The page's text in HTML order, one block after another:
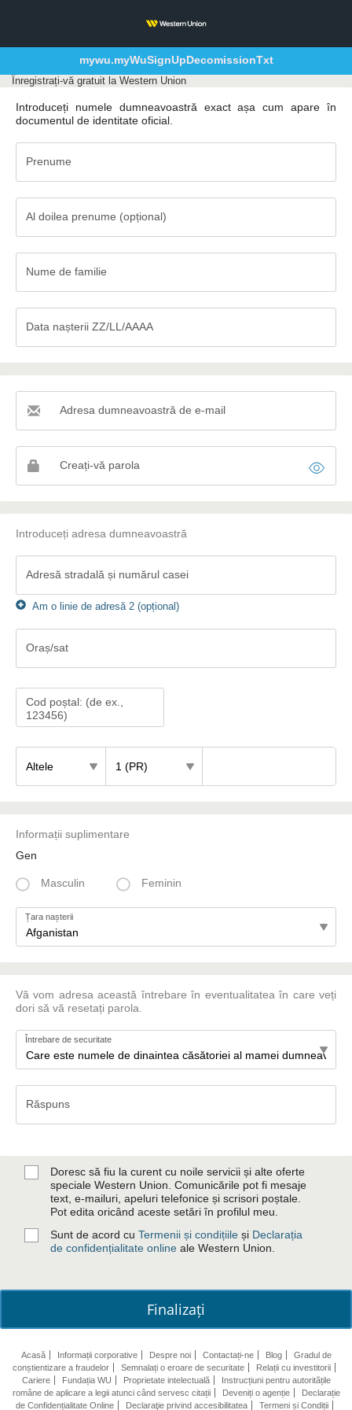
mywu.myWuSignUpDecomissionTxt
Înregistrați-vă gratuit la Western Union
Introduceți numele dumneavoastră exact așa cum apare în
documentul de identitate oficial.
Prenume
Al doilea prenume (opțional)
doilea
prenume
Nume de familie
de
familie
Data nașterii ZZ/LL/AAAA
Adresa dumneavoastră de e-mail
dumneavoastră
mail
Creați-vă parola
Introduceți adresa dumneavoastră
Adresă stradală și numărul casei
Am o linie de adresă 2 (opțional)
Oraș/sat
Cod poștal: (de ex.,
123456)
poștal:
ex.,
123456)
Informații suplimentare
Gen
Masculin Feminin
Țara nașterii
Vă vom adresa această întrebare în eventualitatea în care veți
dori să vă resetați parola.
Întrebare de securitate
Răspuns
Doresc să fiu la curent cu noile servicii și alte oferte
speciale Western Union. Comunicările pot fi mesaje
text, e-mailuri, apeluri telefonice și scrisori poștale.
Pot edita oricând aceste setări în profilul meu.
Sunt de acord cu Termenii și condițiile și Declarația
de confidențialitate online ale Western Union.
Finalizați
Acasă Informații corporative Despre noi Contactați-ne Blog
Gradul de
conștientizare a fraudelor
Semnalați o eroare de securitate
Relații cu investitorii
Cariere
Fundația WU Proprietate intelectuală
Instrucțiuni pentru autoritățile
române de aplicare a legii atunci când servesc citații
Deveniți o agenție
Declarație
de Confidențialitate Online
Declaraţie privind accesibilitatea Termeni și Condiții